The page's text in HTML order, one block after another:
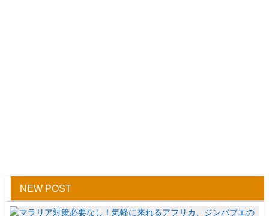
NEW POST